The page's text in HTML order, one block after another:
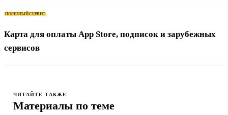
ПОЛЕЗНЫЙ СЕРВИС
Карта для оплаты App Store, подписок и зарубежных
сервисов
ЧИТАЙТЕ ТАКЖЕ
Материалы по теме